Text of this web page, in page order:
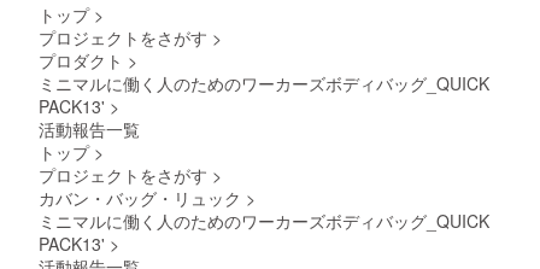
価格が
トップ >
プロジェクトをさがす >
プロダクト >
ミニマルに働く人のためのワーカーズボディバッグ_QUICK
PACK13' >
活動報告一覧
トップ >
プロジェクトをさがす >
カバン・バッグ・リュック >
ミニマルに働く人のためのワーカーズボディバッグ_QUICK
PACK13' >